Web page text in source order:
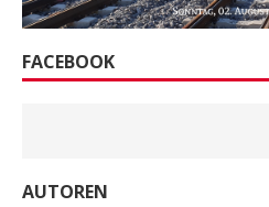
FACEBOOK
AUTOREN